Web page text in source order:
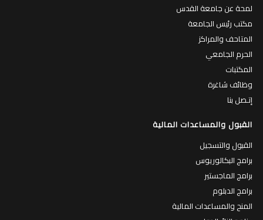
لمحة عن جامعة القدس
مكتب رئيس الجامعة
المتاحف والمراكز
الحرم الجامعي
المكتبات
وظائف شاغرة
إتـصل بنا
القبول والمساعدات المالية
القبول والتسجيل
برامج البكالوريوس
برامج الماجستير
برامج الدبلوم
المنح والمساعدات المالية